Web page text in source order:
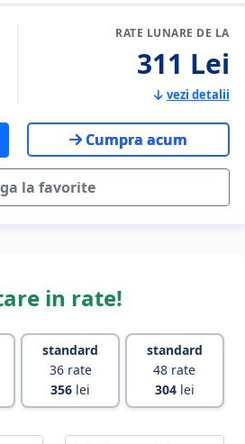
RATE LUNARE DE LA
311 Lei
vezi detalii
Cumpra acum
la favorite
in rate!
standard
36 rate
356 lei
standard
48 rate
304lei